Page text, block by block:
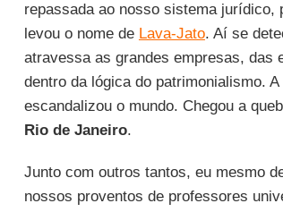
repassada ao nosso sistema
levou o nome de Lava-Jato. Aí se
atravessa as grandes empresas, das
dentro da lógica do patrimonialismo. A
escandalizou o mundo. Chegou a
Rio de Janeiro.
Junto com outros tantos, eu mesmo
nossos proventos de professores